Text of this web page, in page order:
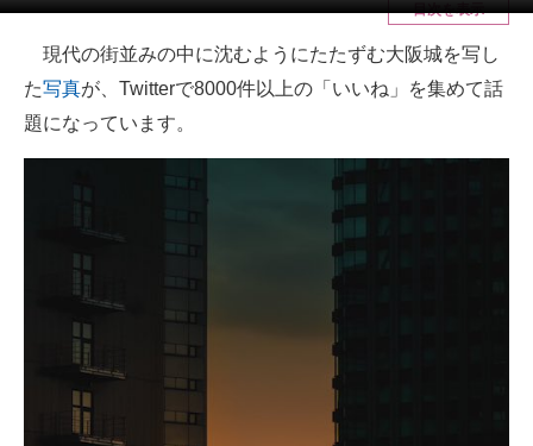
注目記事を集めた総合ページ
ITの今と未来を見通す
スマホと通信の最新トレンド
ビジネスと働き方のヒント
AI活用のいまが分かる
企業ITのトレンドを詳説
経営リーダーのコミュニティ
目次を表示
現代の街並みの中に沈むようにたたずむ大阪城を写し
た写真が、Twitterで8000件以上の「いいね」を集めて話
題になっています。